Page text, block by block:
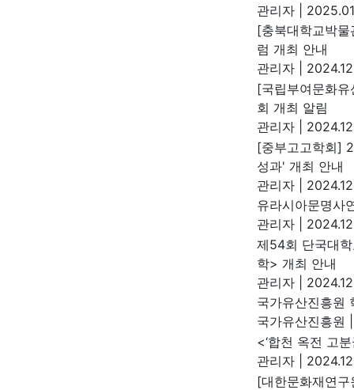
관리자
[충북대학교박물
럼 개최 안내
관리자
[국립부여문화유
회 개최 알림
관리자
[중부고고학회]
성과' 개최 안내
관리자
유라시아문명사
관리자
제54회 단국대
학> 개최 안내
관리자
국가유산진흥원
국가유산진흥원
<‘합천 옥전 고
관리자
[대한문화재연